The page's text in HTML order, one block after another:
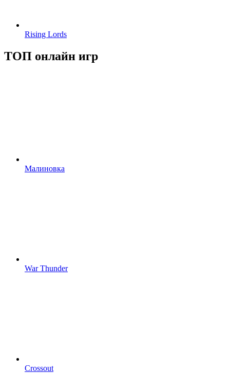
Rising Lords
ТОП онлайн игр
Малиновка
War Thunder
Crossout